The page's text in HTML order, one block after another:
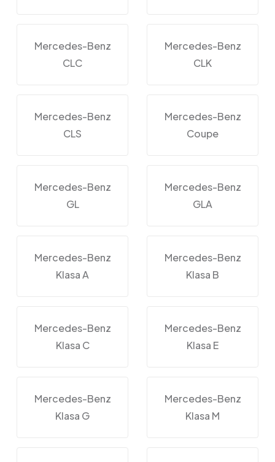
Mercedes-Benz
CLC
Mercedes-Benz
CLK
Mercedes-Benz
CLS
Mercedes-Benz
Coupe
Mercedes-Benz
GL
Mercedes-Benz
GLA
Mercedes-Benz
Klasa A
Mercedes-Benz
Klasa B
Mercedes-Benz
Klasa C
Mercedes-Benz
Klasa E
Mercedes-Benz
Klasa G
Mercedes-Benz
Klasa M